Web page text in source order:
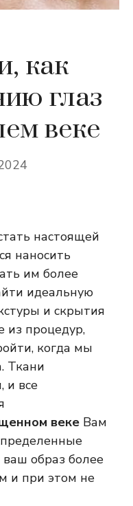
как
глаз
веке
настоящей
наносить
им более
идеальную
и скрытия
процедур,
когда мы
Ткани
и все
веке Вам
образ более
и при этом не